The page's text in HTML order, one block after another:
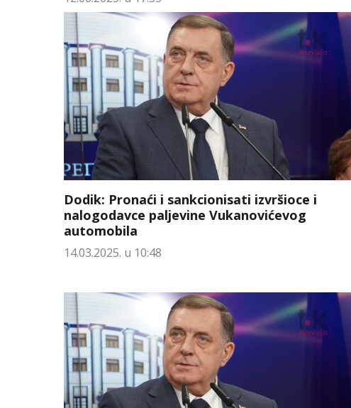
Dodik: Pronaći i sankcionisati izvršioce i
nalogodavce paljevine Vukanovićevog
automobila
14.03.2025. u 10:48